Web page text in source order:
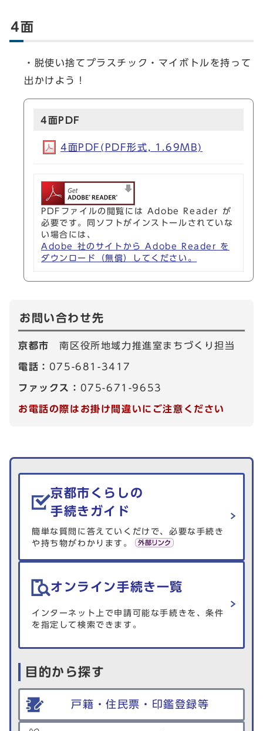
4面
・脱使い捨てプラスチック・マイボトルを持って
出かけよう！
4面PDF
4面PDF(PDF形式, 1.69MB)
PDFファイルの閲覧には Adobe Reader が
必要です。同ソフトがインストールされていな
い場合には、
Adobe 社のサイトから Adobe Reader を
ダウンロード（無償）してください。
お問い合わせ先
京都市南区役所地域力推進室まちづくり担当
電話： 075-681-3417
ファックス： 075-671-9653
お電話の際はお掛け間違いにご注意ください
生活情報を探す
京都市くらしの
手続きガイド
簡単な質問に答えていくだけで、必要な手続き
や持ち物がわかります。
オンライン手続き一覧
インターネット上で申請可能な手続きを、条件
を指定して検索できます。
目的から探す
戸籍・住民票・印鑑登録等